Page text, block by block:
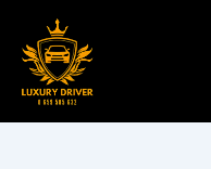
contenu